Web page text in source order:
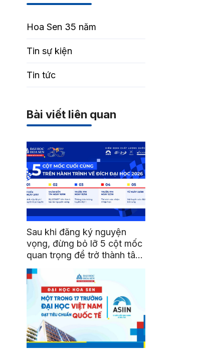
Hoa Sen 35 năm
Tin sự kiện
Tin tức
Bài viết liên quan
Sau khi đăng ký nguyện
vọng, đừng bỏ lỡ 5 cột mốc
quan trọng để trở thành tân
sinh viên HSU